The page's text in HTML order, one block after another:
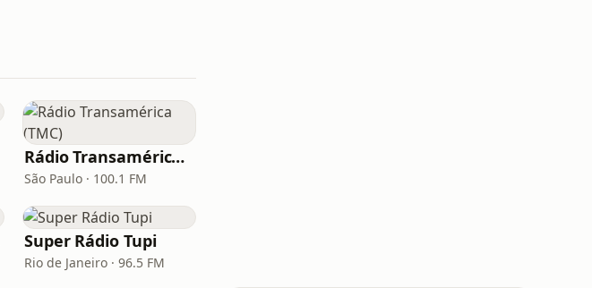
Rádio Transamérica (TMC)
São Paulo · 100.1 FM
Super Rádio Tupi
Rio de Janeiro · 96.5 FM